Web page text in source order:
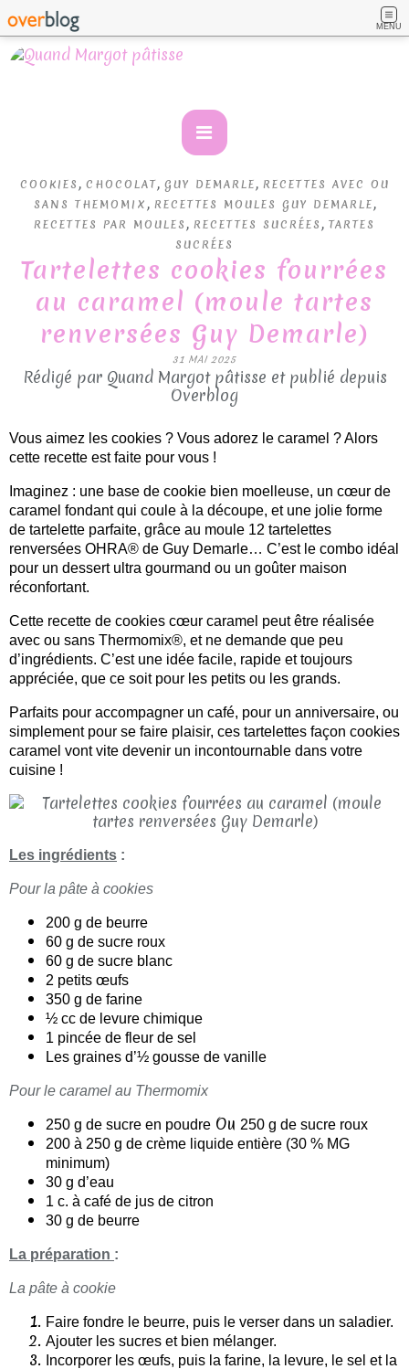
MENU
COOKIES , CHOCOLAT, GUY DEMARLE, RECETTES AVEC OU
SANS THEMOMIX , RECETTES MOULES GUY DEMARLE,
RECETTES PAR MOULES , RECETTES SUCRÉES , TARTES
SUCRÉES
Tartelettes cookies fourrées
au caramel (moule tartes
renversées Guy Demarle)
31 MAI 2025
Rédigé par Quand Margot pâtisse et publié depuis
Overblog
Vous aimez les cookies ? Vous adorez le caramel ? Alors
cette recette est faite pour vous !
Imaginez : une base de cookie bien moelleuse, un cœur de
caramel fondant qui coule à la découpe, et une jolie forme
de tartelette parfaite, grâce au moule 12 tartelettes
renversées OHRA® de Guy Demarle… C’est le combo idéal
pour un dessert ultra gourmand ou un goûter maison
réconfortant.
Cette recette de cookies cœur caramel peut être réalisée
avec ou sans Thermomix®, et ne demande que peu
d’ingrédients. C’est une idée facile, rapide et toujours
appréciée, que ce soit pour les petits ou les grands.
Parfaits pour accompagner un café, pour un anniversaire, ou
simplement pour se faire plaisir, ces tartelettes façon cookies
caramel vont vite devenir un incontournable dans votre
cuisine !
Les ingrédients :
Pour la pâte à cookies
200 g de beurre
60 g de sucre roux
60 g de sucre blanc
2 petits œufs
350 g de farine
½ cc de levure chimique
1 pincée de fleur de sel
Les graines d’½ gousse de vanille
Pour le caramel au Thermomix
250 g de sucre en poudre Ou 250 g de sucre roux
200 à 250 g de crème liquide entière (30 % MG
minimum)
30 g d’eau
1 c. à café de jus de citron
30 g de beurre
La préparation :
La pâte à cookie
Faire fondre le beurre, puis le verser dans un saladier.
Ajouter les sucres et bien mélanger.
Incorporer les œufs, puis la farine, la levure, le sel et la